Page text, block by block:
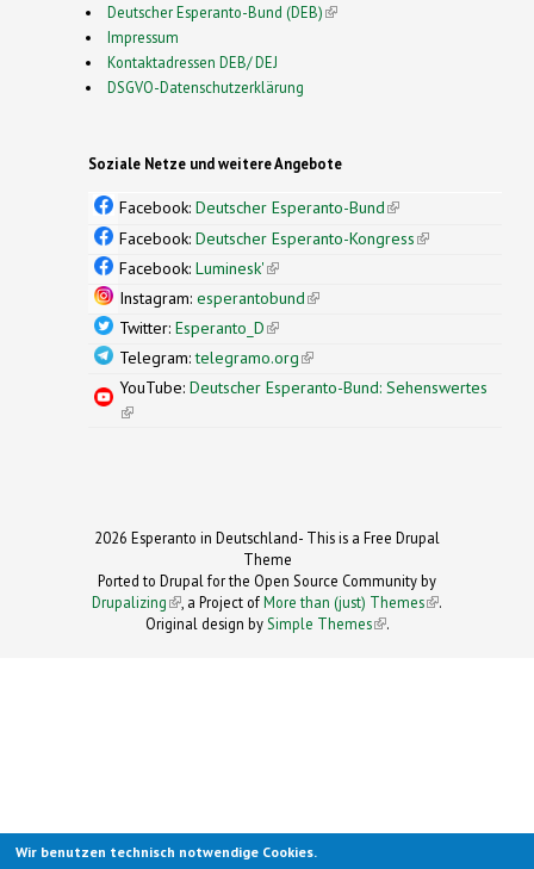
Deutscher Esperanto-Bund (DEB)(link is external)
Impressum
Kontaktadressen DEB/ DEJ
DSGVO-Datenschutzerklärung
Soziale Netze und weitere Angebote
Facebook: Deutscher Esperanto-Bund(link is
external)
Facebook: Deutscher Esperanto-Kongress(link is
Facebook: Luminesk'(link is external)
Instagram: esperantobund(link is external)
Twitter: Esperanto_D(link is external)
Telegram:telegramo.org(link is external)
YouTube: Deutscher Esperanto-Bund: Sehenswertes
(link is external)
2026 Esperanto in Deutschland- This is a Free Drupal
Theme
Ported to Drupal for the Open Source Community by
Drupalizing(link is external)
, a Project ofMore than (just) Themes (link is
.
Original design by Simple Themes
(link is
.
Wir benutzen technisch notwendige Cookies.